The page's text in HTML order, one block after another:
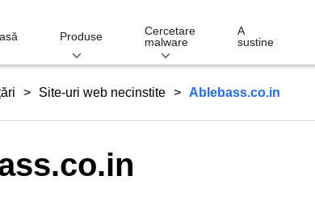
Produse
Cercetare
malware
A
sustine
Site-uri web necinstite Ablebass.co.in